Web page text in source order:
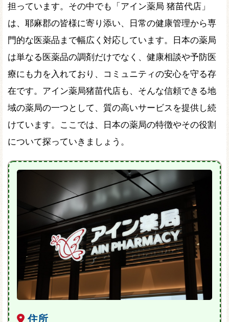
担っています。その中でも「アイン薬局 猪苗代店」
は、耶麻郡の皆様に寄り添い、日常の健康管理から専
門的な医薬品まで幅広く対応しています。日本の薬局
は単なる医薬品の調剤だけでなく、健康相談や予防医
療にも力を入れており、コミュニティの安心を守る存
在です。アイン薬局猪苗代店も、そんな信頼できる地
域の薬局の一つとして、質の高いサービスを提供し続
けています。ここでは、日本の薬局の特徴やその役割
について探っていきましょう。
住所